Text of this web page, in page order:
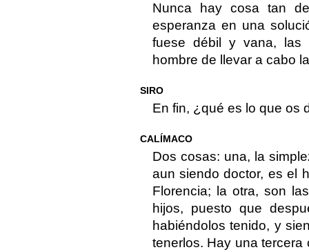
Nunca hay cosa tan
esperanza en una
fuese débil y vana, las
hombre de llevar a cabo
SIRO
En fin, ¿qué es lo que os
CALÍMACO
Dos cosas: una, la
aun siendo doctor, es el
Florencia; la otra, son
hijos, puesto que
habiéndolos tenido, y
tenerlos. Hay una